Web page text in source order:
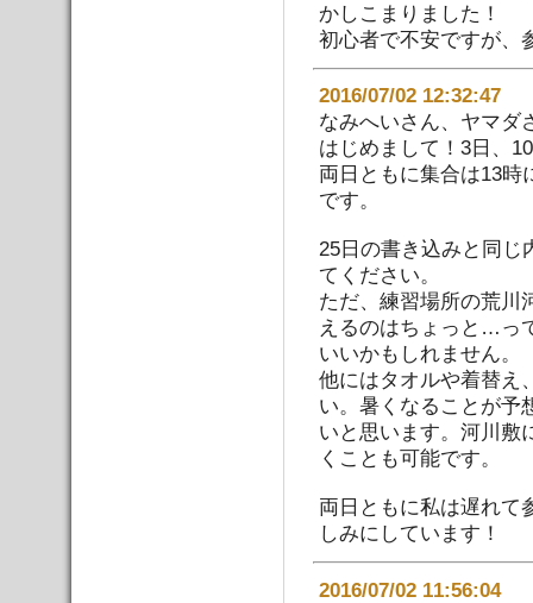
かしこまりました！
初心者で不安ですが、
2016/07/02
なみへいさん、ヤマダ
はじめまして！3日、
両日ともに集合は13時
です。
25日の書き込みと同じ
てください。
ただ、練習場所の荒川
えるのはちょっと…っ
いいかもしれません。
他にはタオルや着替え
い。暑くなることが予
いと思います。河川敷
くことも可能です。
両日ともに私は遅れて
しみにしています！
2016/07/02 11:56:04